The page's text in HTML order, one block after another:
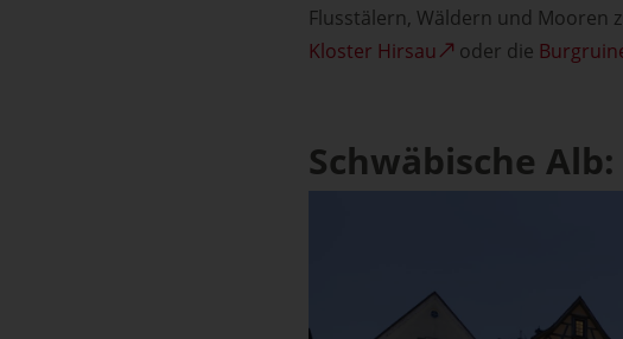
Flusstälern, Wäldern und Mooren
Kloster Hirsau
oder die
Schwäbische